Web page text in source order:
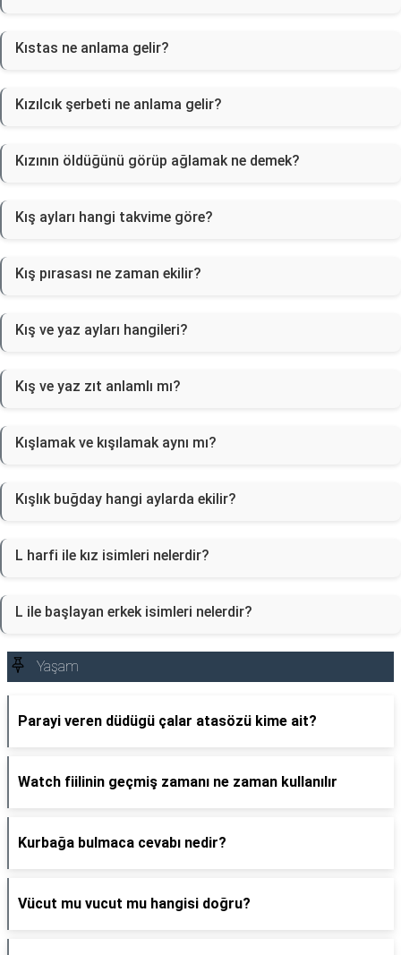
Kıstas ne anlama gelir?
Kızılcık şerbeti ne anlama gelir?
Kızının öldüğünü görüp ağlamak ne demek?
Kış ayları hangi takvime göre?
Kış pırasası ne zaman ekilir?
Kış ve yaz ayları hangileri?
Kış ve yaz zıt anlamlı mı?
Kışlamak ve kışılamak aynı mı?
Kışlık buğday hangi aylarda ekilir?
L harfi ile kız isimleri nelerdir?
L ile başlayan erkek isimleri nelerdir?
Yaşam
Parayi veren düdügü çalar atasözü kime ait?
Watch fiilinin geçmiş zamanı ne zaman kullanılır
Kurbağa bulmaca cevabı nedir?
Vücut mu vucut mu hangisi doğru?